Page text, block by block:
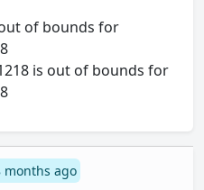
of bounds for
is out of bounds for
months ago